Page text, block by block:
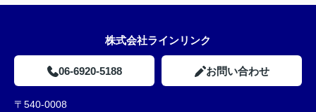
株式会社ラインリンク
06-6920-5188 お問い合わせ
〒540-0008